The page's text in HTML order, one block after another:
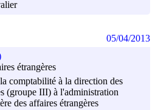
étrangères
comptabilité à la direction des
(groupe III) à l'administration
des affaires étrangères
05/04/2013